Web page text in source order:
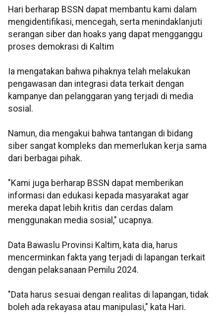
Hari berharap BSSN dapat membantu kami dalam
mengidentifikasi, mencegah, serta menindaklanjuti
serangan siber dan hoaks yang dapat mengganggu
proses demokrasi di Kaltim
Ia mengatakan bahwa pihaknya telah melakukan
pengawasan dan integrasi data terkait dengan
kampanye dan pelanggaran yang terjadi di media
sosial.
Namun, dia mengakui bahwa tantangan di bidang
siber sangat kompleks dan memerlukan kerja sama
dari berbagai pihak.
"Kami juga berharap BSSN dapat memberikan
informasi dan edukasi kepada masyarakat agar
mereka dapat lebih kritis dan cerdas dalam
menggunakan media sosial," ucapnya.
Data Bawaslu Provinsi Kaltim, kata dia, harus
mencerminkan fakta yang terjadi di lapangan terkait
dengan pelaksanaan Pemilu 2024.
"Data harus sesuai dengan realitas di lapangan, tidak
boleh ada rekayasa atau manipulasi," kata Hari.